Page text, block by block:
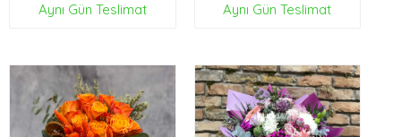
Aynı Gün Teslimat Aynı Gün Teslimat